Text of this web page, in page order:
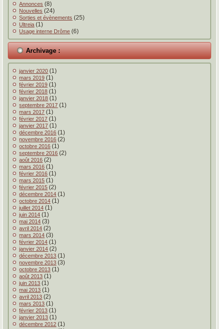
Annonces (8)
Nouvelles (24)
Sorties et évènements (25)
Ultreia (1)
Usage interne Drôme (6)
Archivage :
janvier 2020 (1)
mars 2019 (1)
février 2019 (1)
février 2018 (1)
janvier 2018 (1)
septembre 2017 (1)
mars 2017 (1)
février 2017 (1)
janvier 2017 (1)
décembre 2016 (1)
novembre 2016 (2)
octobre 2016 (1)
septembre 2016 (2)
août 2016 (2)
mars 2016 (1)
février 2016 (1)
mars 2015 (1)
février 2015 (2)
décembre 2014 (1)
octobre 2014 (1)
juillet 2014 (1)
juin 2014 (1)
mai 2014 (3)
avril 2014 (2)
mars 2014 (3)
février 2014 (1)
janvier 2014 (2)
décembre 2013 (1)
novembre 2013 (3)
octobre 2013 (1)
août 2013 (1)
juin 2013 (1)
mai 2013 (1)
avril 2013 (2)
mars 2013 (1)
février 2013 (1)
janvier 2013 (1)
décembre 2012 (1)